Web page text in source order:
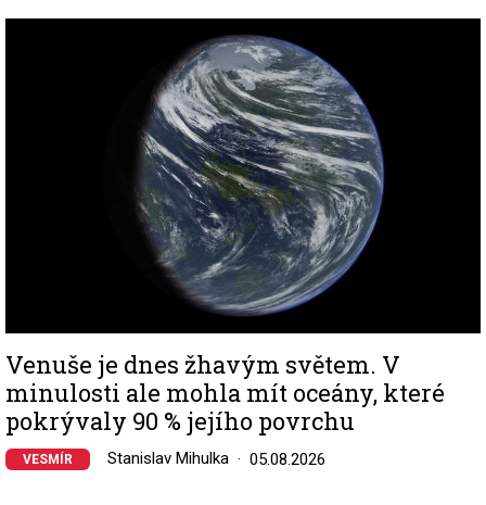
Venuše je dnes žhavým světem. V
minulosti ale mohla mít oceány, které
pokrývaly 90 % jejího povrchu
VESMÍR Stanislav Mihulka 05.08.2026